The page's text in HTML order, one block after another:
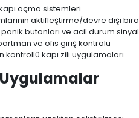
açma sistemleri
aktifleştirme/devre dışı
butonları ve acil durum
ve ofis giriş kontrolü
kontrollü kapı zili uygulamaları